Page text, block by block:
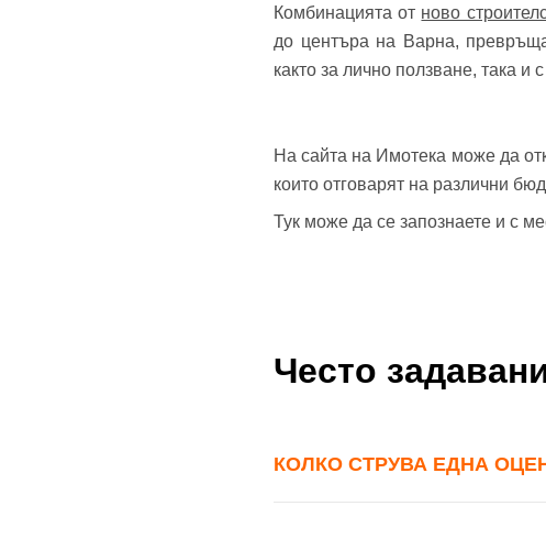
Комбинацията от ново
до центъра на Варна,
както за лично ползване, така и
На сайта на Имотека може да
които отговарят на различни
Тук може да се запознаете и с
Често
КОЛКО СТРУВА ЕДНА